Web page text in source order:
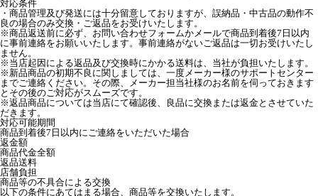
対応条件
・商品管理及び発送には十分留意しておりますが、誤納品・中古品の動作不
良の場合のみ交換・ご返品をお受けいたします。
※商品返送前に必ず、お問い合わせフォームかメールで商品到着後7日以内
に事前連絡をお願いいたします。事前連絡がないご返品は一切お受けいたし
ません。
※当店起因による返品及び交換時にかかる送料は、当社が負担いたします。
※新品商品の初期不良に関しましては、一度メーカー様のサポートセンター
までご連絡ください。その際、メーカー担当社様のお名前を伺っておきます
とその後のご対応がスムーズです。
※返品商品については当店にて確認後、良品に交換または返金とさせていた
だきます。
対応可能期間
商品到着後7日以内にご連絡をいただいた場合
返金額
商品代金全額
返品送料
店舗負担
商品等の不具合による交換
以下の条件にあてはまる場合、商品等を交換いたします。